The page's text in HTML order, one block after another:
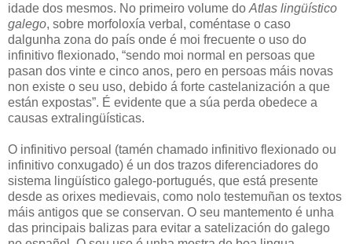
idade dos mesmos. No primeiro volume do Atlas lingüístico
galego, sobre morfoloxía verbal, coméntase o caso
dalgunha zona do país onde é moi frecuente o uso do
infinitivo flexionado, “sendo moi normal en persoas que
pasan dos vinte e cinco anos, pero en persoas máis novas
non existe o seu uso, debido á forte castelanización a que
están expostas”. É evidente que a súa perda obedece a
causas extralingüísticas.
O infinitivo persoal (tamén chamado infinitivo flexionado ou
infinitivo conxugado) é un dos trazos diferenciadores do
sistema lingüístico galego-portugués, que está presente
desde as orixes medievais, como nolo testemuñan os textos
máis antigos que se conservan. O seu mantemento é unha
das principais balizas para evitar a satelización do galego